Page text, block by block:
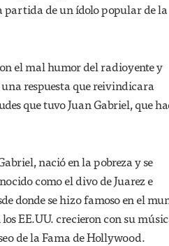
partida de un ídolo popular de la
el mal humor del radioyente y
respuesta que reivindicara
que tuvo Juan Gabriel, que
nació en la pobreza y se
como el divo de Juarez e
donde se hizo famoso en el
EE.UU. crecieron con su
de la Fama de Hollywood.